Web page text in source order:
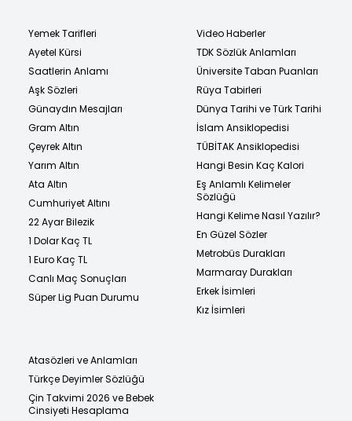
Yemek Tarifleri
Ayetel Kürsi
Saatlerin Anlamı
Aşk Sözleri
Günaydın Mesajları
Gram Altın
Çeyrek Altın
Yarım Altın
Ata Altın
Cumhuriyet Altını
22 Ayar Bilezik
1 Dolar Kaç TL
1 Euro Kaç TL
Canlı Maç Sonuçları
Süper Lig Puan Durumu
Video Haberler
TDK Sözlük Anlamları
Üniversite Taban Puanları
Rüya Tabirleri
Dünya Tarihi ve Türk Tarihi
İslam Ansiklopedisi
TÜBİTAK Ansiklopedisi
Hangi Besin Kaç Kalori
Eş Anlamlı Kelimeler
Sözlüğü
Hangi Kelime Nasıl Yazılır?
En Güzel Sözler
Metrobüs Durakları
Marmaray Durakları
Erkek İsimleri
Kız İsimleri
Atasözleri ve Anlamları
Türkçe Deyimler Sözlüğü
Çin Takvimi 2026 ve Bebek
Cinsiyeti Hesaplama